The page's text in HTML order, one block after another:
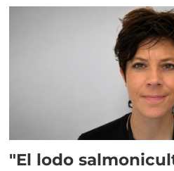
"El lodo